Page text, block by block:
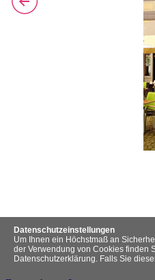
Datenschutzeinstellungen
Um Ihnen ein Höchstmaß an
der Verwendung von Cookies finden
Datenschutzerklärung. Falls Sie